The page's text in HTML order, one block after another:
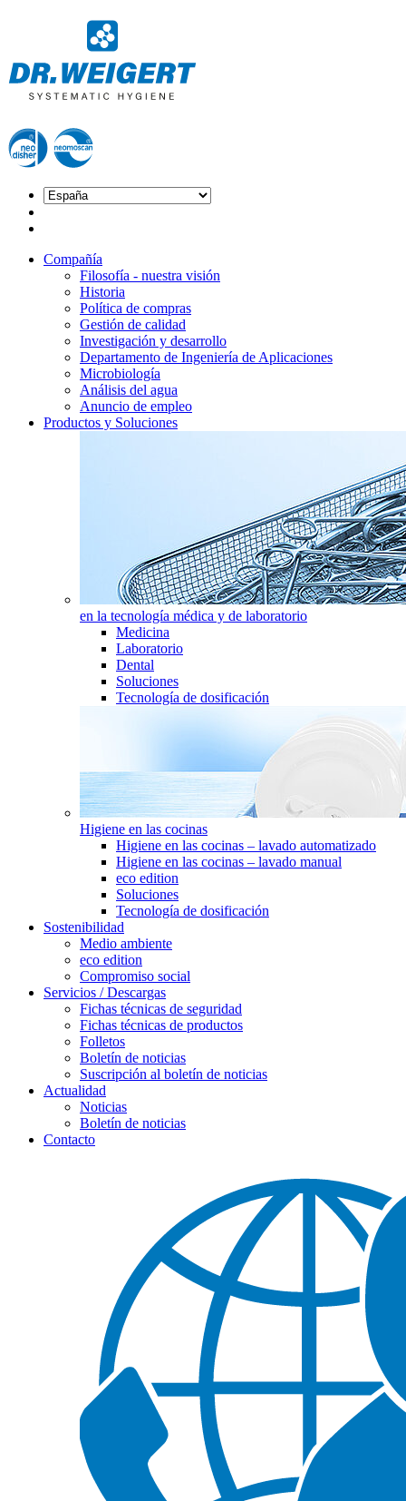
Compañía
Filosofía - nuestra visión
Historia
Política de compras
Gestión de calidad
Investigación y desarrollo
Departamento de Ingeniería de Aplicaciones
Microbiología
Análisis del agua
Anuncio de empleo
Productos y Soluciones
en la tecnología médica y de laboratorio
Medicina
Laboratorio
Dental
Soluciones
Tecnología de dosificación
Higiene en las cocinas
Higiene en las cocinas – lavado automatizado
Higiene en las cocinas – lavado manual
eco edition
Soluciones
Tecnología de dosificación
Sostenibilidad
Medio ambiente
eco edition
Compromiso social
Servicios / Descargas
Fichas técnicas de seguridad
Fichas técnicas de productos
Folletos
Boletín de noticias
Suscripción al boletín de noticias
Actualidad
Noticias
Boletín de noticias
Contacto